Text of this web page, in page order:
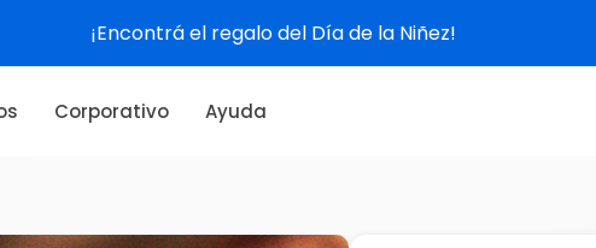
¡Encontrá el regalo del Día de la Niñez!
Corporativo Ayuda